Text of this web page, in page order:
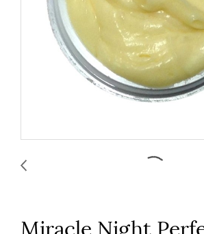
Miracle Night